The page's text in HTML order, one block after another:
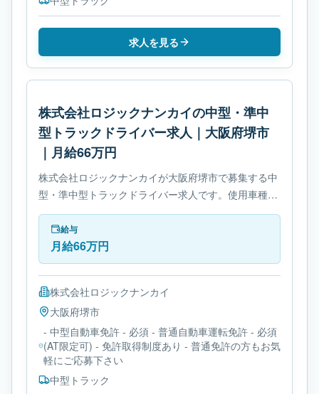
求人を見る
株式会社ロジックナンカイの中型・準中
型トラックドライバー求人｜大阪府堺市
｜月給66万円
株式会社ロジックナンカイが大阪府堺市で募集する中
型・準中型トラックドライバー求人です。使用車種は
中型トラックです。勤務時間は- 変形労働時間制で
す。必要免許は- 中型自動車免許です。
給与
月給66万円
株式会社ロジックナンカイ
大阪府堺市
- 中型自動車免許 - 必須 - 普通自動車運転免許 - 必須
(AT限定可) - 免許取得制度あり - 普通免許の方もお気
軽にご応募下さい
中型トラック